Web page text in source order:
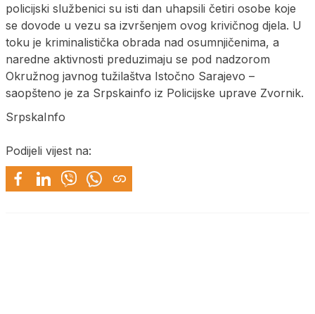
policijski službenici su isti dan uhapsili četiri osobe koje
se dovode u vezu sa izvršenjem ovog krivičnog djela. U
toku je kriminalistička obrada nad osumnjičenima, a
naredne aktivnosti preduzimaju se pod nadzorom
Okružnog javnog tužilaštva Istočno Sarajevo –
saopšteno je za Srpskainfo iz Policijske uprave Zvornik.
SrpskaInfo
Podijeli vijest na: